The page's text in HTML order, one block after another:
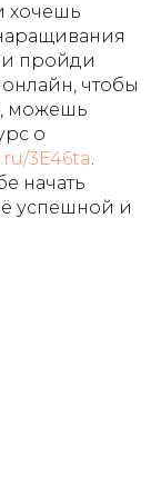
хочешь
пройди
чтобы
можешь
о
3E46ta.
начать
успешной и